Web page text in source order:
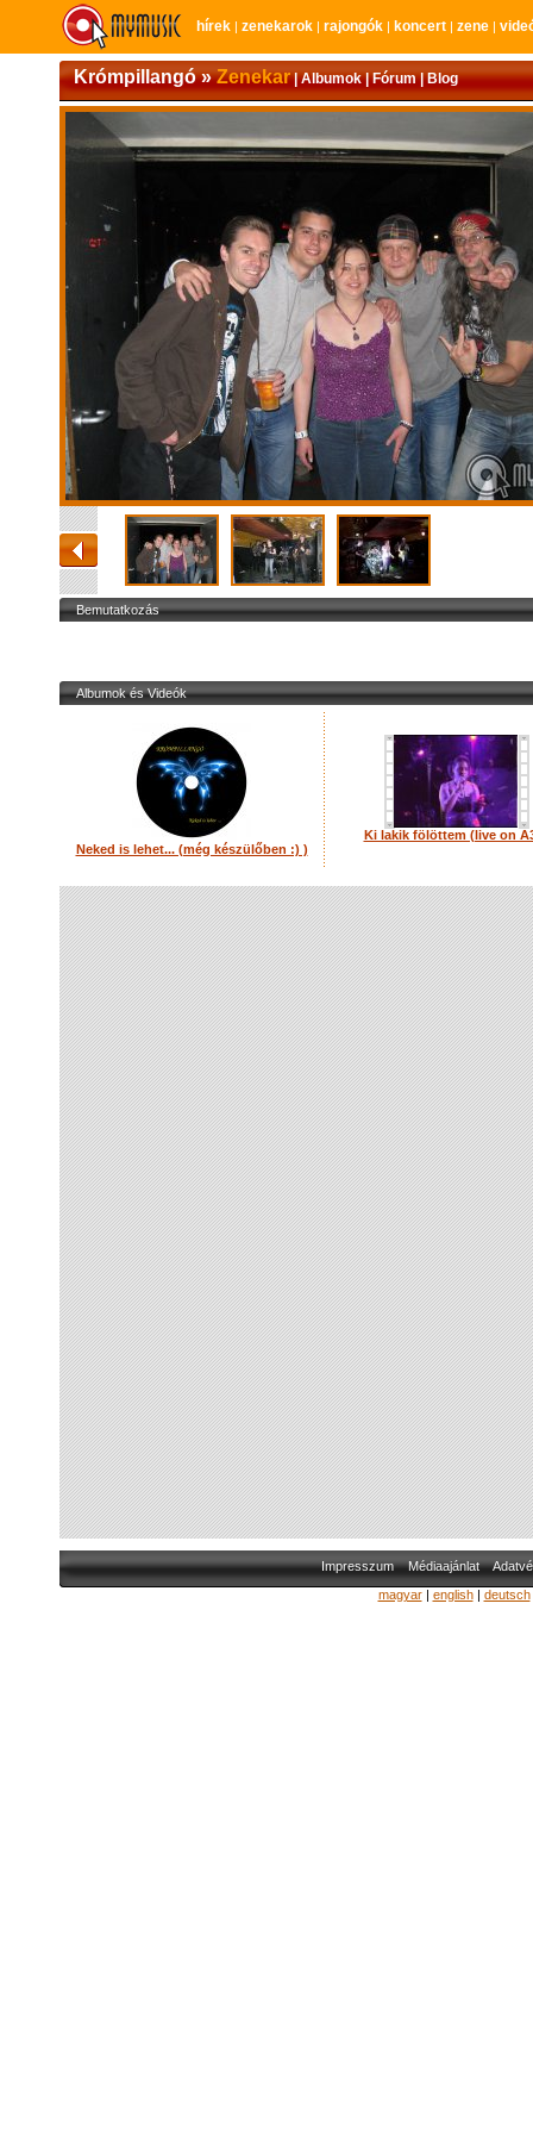
hírek | zenekarok | rajongók | koncert | zene |
Krómpillangó »Zenekar|Albumok|Fórum|Blog
Bemutatkozás
Albumok és Videók
Neked is lehet... (még készülőben :) )
Ki lakik fölöttem (live on
Impresszum Médiaajánlat
magyar| english| deutsch